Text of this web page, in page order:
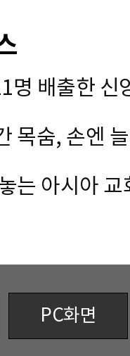
명 배출한 신
목숨, 손엔
PC화면